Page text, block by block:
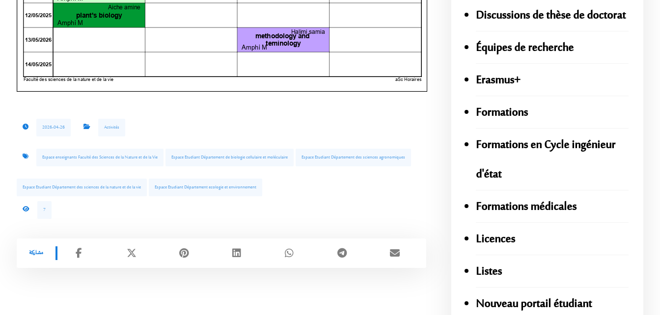
2026-04-26 Activités
Espace enseignants Faculté des Sciences de la Nature et de la Vie Espace Etudiant Département de biologie cellulaire et moléculaire Espace Etudiant Département des sciences agronomiques
Espace Etudiant Département des sciences de la nature et de la vie Espace Etudiant Département ecologie et environnement
7
Discussions de thèse de doctorat
Équipes de recherche
Erasmus+
Formations
Formations en Cycle ingénieur
d'état
Formations médicales
Licences
Listes
Nouveau portail étudiant